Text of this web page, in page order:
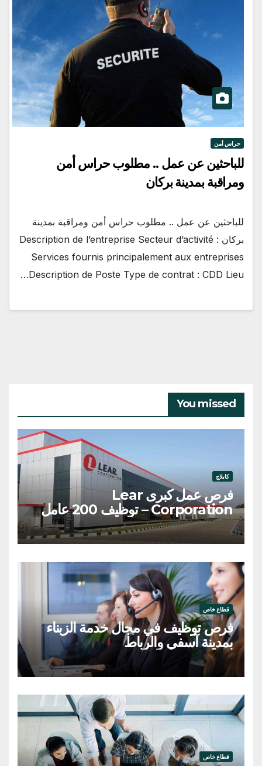
حراس أمن
للباحثين عن عمل .. مطلوب حراس أمن
ومراقبة بمدينة بركان
للباحثين عن عمل .. مطلوب حراس أمن ومراقبة بمدينة
بركان Description de l’entreprise Secteur d’activité :
Services fournis principalement aux entreprises
Description de Poste Type de contrat : CDD Lieu…
You missed
كابلاج
فرص عمل كبرى Lear
Corporation – توظيف 200 عامل
وعاملة
قطاع خاص
فرص توظيف في مجال خدمة الزبناء
بمدينة آسفي والرباط
قطاع خاص